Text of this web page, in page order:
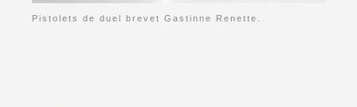
Pistolets de duel brevet Gastinne Renette.